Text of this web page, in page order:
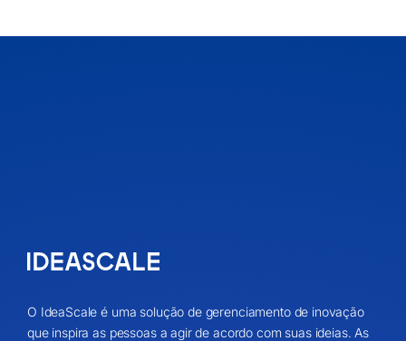
O IdeaScale é uma solução de gerenciamento de inovação
que inspira as pessoas a agir de acordo com suas ideias. As